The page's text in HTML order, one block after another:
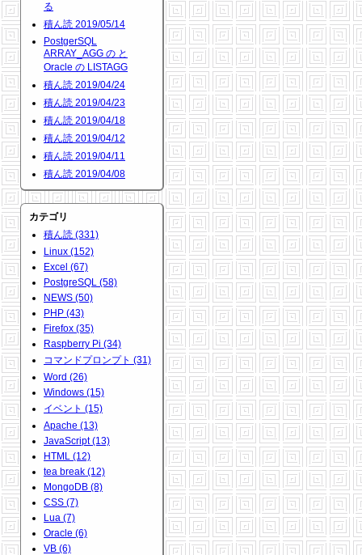
る
積ん読 2019/05/14
PostgerSQL
ARRAY_AGG の と
Oracle の LISTAGG
積ん読 2019/04/24
積ん読 2019/04/23
積ん読 2019/04/18
積ん読 2019/04/12
積ん読 2019/04/11
積ん読 2019/04/08
カテゴリ
積ん読 (331)
Linux (152)
Excel (67)
PostgreSQL (58)
NEWS (50)
PHP (43)
Firefox (35)
Raspberry Pi (34)
コマンドプロンプト (31)
Word (26)
Windows (15)
イベント (15)
Apache (13)
JavaScript (13)
HTML (12)
tea break (12)
MongoDB (8)
CSS (7)
Lua (7)
Oracle (6)
VB (6)